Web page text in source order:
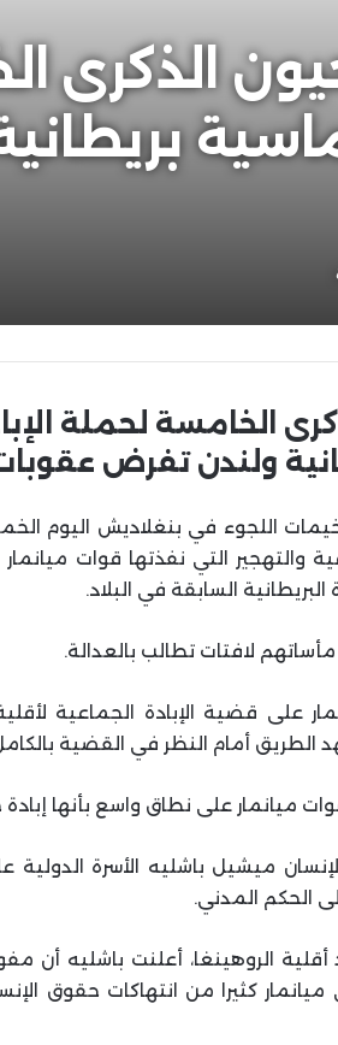
الذكرى
الخامسة لحملة
ولندن تفرض
اللجوء في بنغلاديش اليوم
والتهجير التي نفذتها قوات
السابقة في البلاد.
لافتات تطالب بالعدالة.
على قضية الإبادة الجماعية
أمام النظر في القضية
ميانمار على نطاق واسع بأنها
ميشيل باشليه الأسرة الدولية
الحكم المدني.
الروهينغا، أعلنت باشليه أن
كثيرا من انتهاكات حقوق